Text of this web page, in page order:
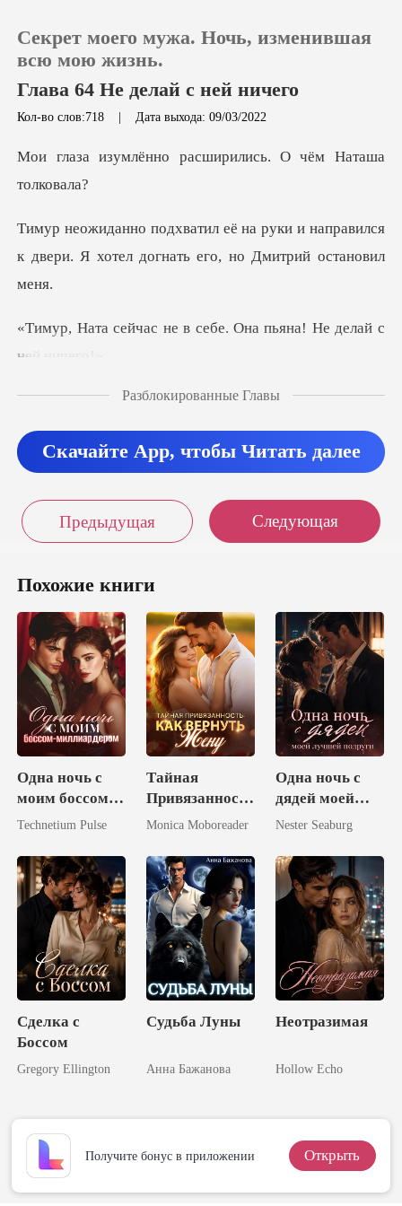
Пополнить
История чтения
Секрет моего мужа. Ночь, изменившая
всю мою жизнь.
Глава 64 Не делай с ней ничего
Кол-во слов:718 | Дата выхода: 09/03/2022
о расширились. О ч
ки и направился
к двери. Я хотел до
е в себе. Она пьяна!
и обратил своё
внимание ко мне:
аз
Разблокированные Главы
Скачайте App, чтобы Читать далее
Предыдущая Следующая
Похожие книги
Одна ночь с
моим боссом-
миллиардером
Technetium Pulse
Тайная
Привязанность
: Как Вернуть
Monica Moboreader
Одна ночь с
дядей моей
лучшей
Nester Seaburg
Сделка с
Боссом
Gregory Ellington
Судьба Луны
Анна Бажанова
Неотразимая
Hollow Echo
Получите бонус в приложении Открыть